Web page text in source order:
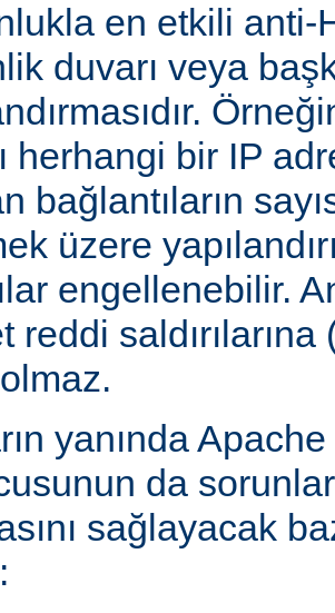
en etkili anti-
duvarı veya
herhangi bir IP
bağlantıların
üzere
engellenebilir.
reddi
yanında
da
sağlayacak